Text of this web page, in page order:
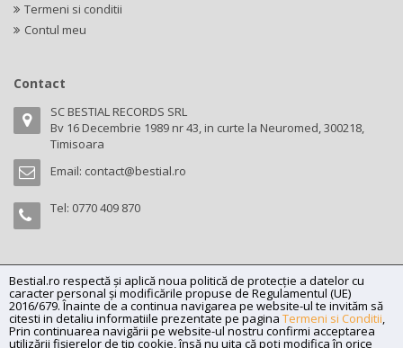
Bestial.ro respectă și aplică noua politică de protecție a datelor cu
caracter personal și modificările propuse de Regulamentul (UE)
2016/679. Înainte de a continua navigarea pe website-ul te invităm să
citesti in detaliu informatiile prezentate pe pagina Termeni si Conditii,
Prin continuarea navigării pe website-ul nostru confirmi acceptarea
utilizării fişierelor de tip cookie, însă nu uita că poți modifica în orice
Termeni si conditii
Contul meu
Contact
SC BESTIAL RECORDS SRL
Bv 16 Decembrie 1989 nr 43, in curte la Neuromed, 300218,
Timisoara
Email: contact@bestial.ro
Tel: 0770 409 870
Copyright (C) 2026bestial.ro -All rights reserved.
SC BESTIAL RECORDS SRL, Nr. R.C.: J35/345/2005, C.U.I.: RO17197870,
Adresa: Bv 16 Decembrie 1989 nr 43, in curte la Neuromed, 300218,
Timisoara